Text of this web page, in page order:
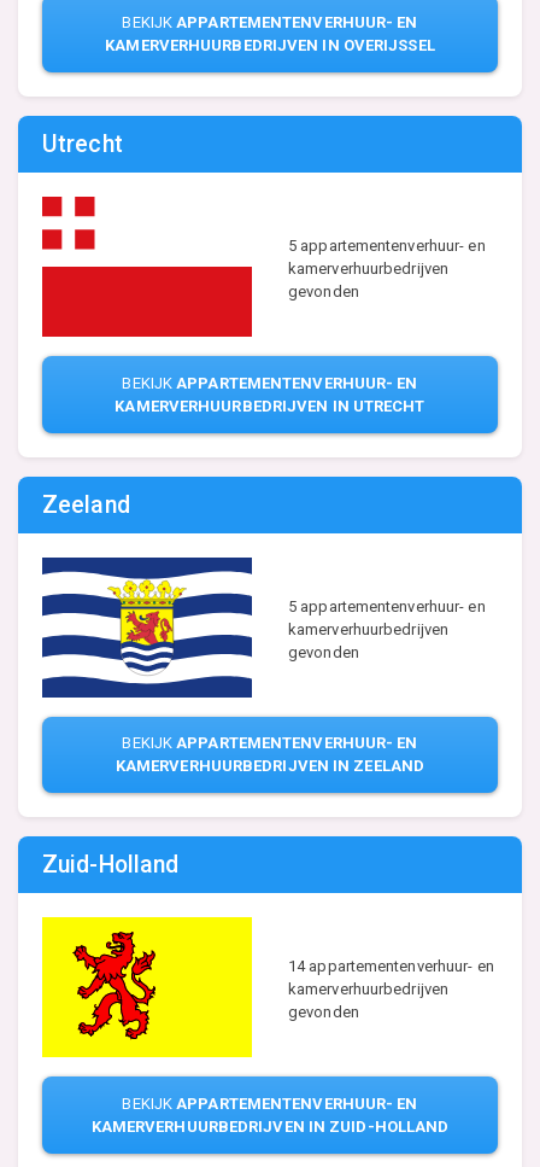
BEKIJKAPPARTEMENTENVERHUUR- EN
KAMERVERHUURBEDRIJVEN IN OVERIJSSEL
Utrecht
5 appartementenverhuur- en
kamerverhuurbedrijven
gevonden
BEKIJK APPARTEMENTENVERHUUR- EN
KAMERVERHUURBEDRIJVEN IN UTRECHT
Zeeland
5 appartementenverhuur- en
kamerverhuurbedrijven
gevonden
BEKIJKAPPARTEMENTENVERHUUR- EN
KAMERVERHUURBEDRIJVEN IN ZEELAND
Zuid-Holland
14 appartementenverhuur- en
kamerverhuurbedrijven
gevonden
BEKIJK APPARTEMENTENVERHUUR- EN
KAMERVERHUURBEDRIJVEN IN ZUID-HOLLAND